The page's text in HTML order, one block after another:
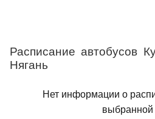
Расписание автобусов
Нягань
Нет информации о
выбранной